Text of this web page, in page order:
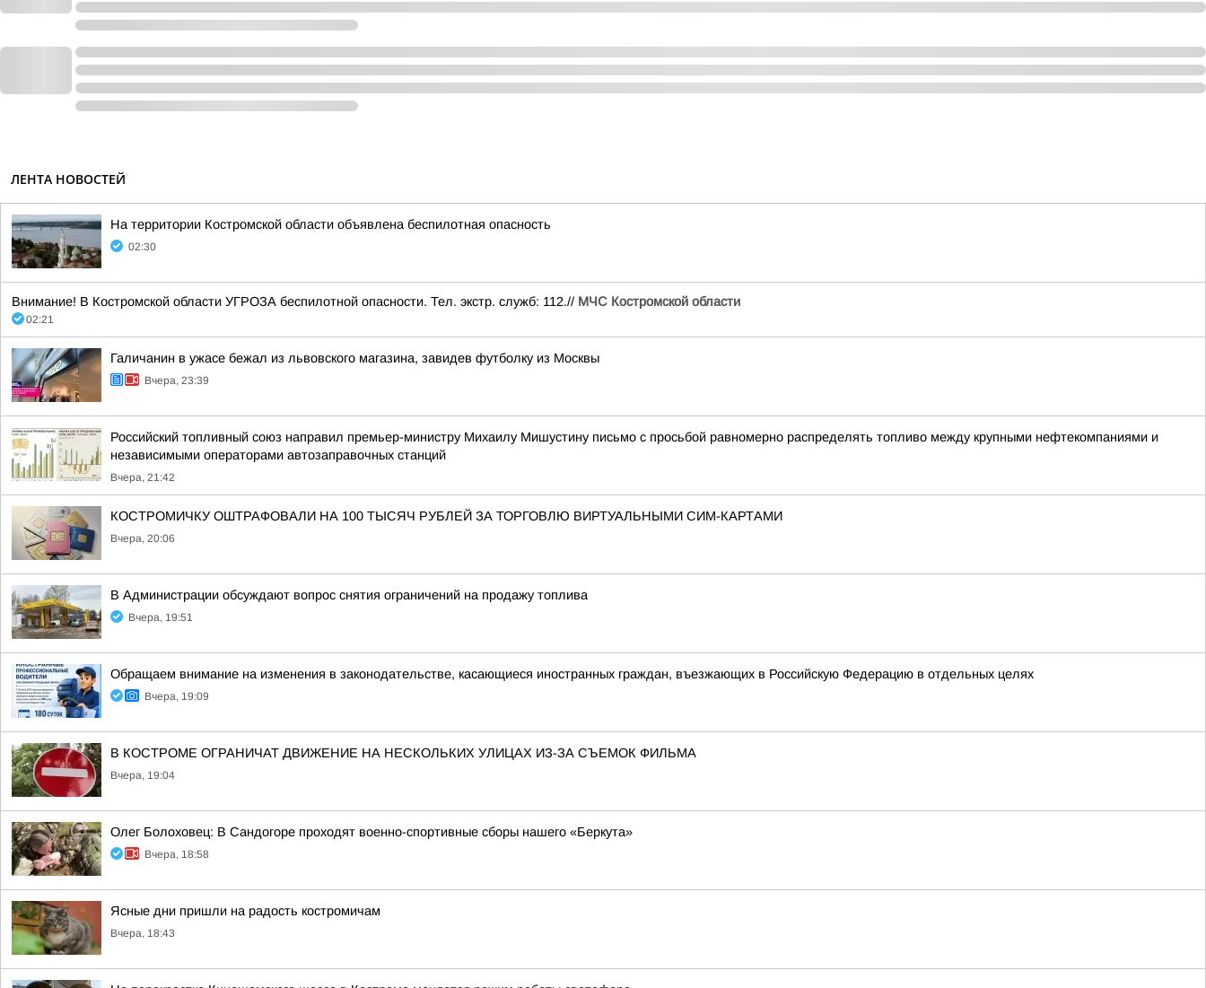
ЛЕНТА НОВОСТЕЙ
На территории Костромской области объявлена беспилотная опасность
02:30
Внимание! В Костромской области УГРОЗА беспилотной опасности. Тел. экстр. служб: 112.// МЧС Костромской области
02:21
Галичанин в ужасе бежал из львовского магазина, завидев футболку из Москвы
Вчера, 23:39
Российский топливный союз направил премьер-министру Михаилу Мишустину письмо с просьбой равномерно распределять топливо между крупными нефтекомпаниями и
независимыми операторами автозаправочных станций
Вчера, 21:42
КОСТРОМИЧКУ ОШТРАФОВАЛИ НА 100 ТЫСЯЧ РУБЛЕЙ ЗА ТОРГОВЛЮ ВИРТУАЛЬНЫМИ СИМ-КАРТАМИ
Вчера, 20:06
В Администрации обсуждают вопрос снятия ограничений на продажу топлива
Вчера, 19:51
Обращаем внимание на изменения в законодательстве, касающиеся иностранных граждан, въезжающих в Российскую Федерацию в отдельных целях
Вчера, 19:09
В КОСТРОМЕ ОГРАНИЧАТ ДВИЖЕНИЕ НА НЕСКОЛЬКИХ УЛИЦАХ ИЗ-ЗА СЪЕМОК ФИЛЬМА
Вчера, 19:04
Олег Болоховец: В Сандогоре проходят военно-спортивные сборы нашего «Беркута»
Вчера, 18:58
Ясные дни пришли на радость костромичам
Вчера, 18:43